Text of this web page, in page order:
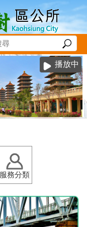
播放中
服務分類